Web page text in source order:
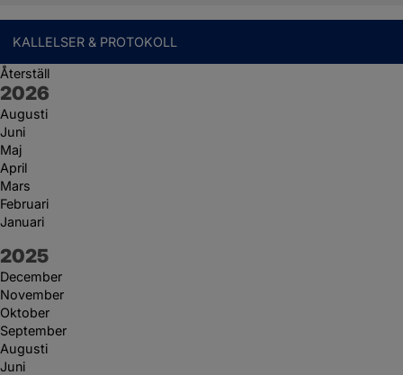
KALLELSER & PROTOKOLL
Återställ
År:
2026
Augusti
Juni
Maj
April
Mars
Februari
Januari
År:
2025
December
November
Oktober
September
Augusti
Juni